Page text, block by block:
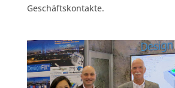
Geschäftskontakte.